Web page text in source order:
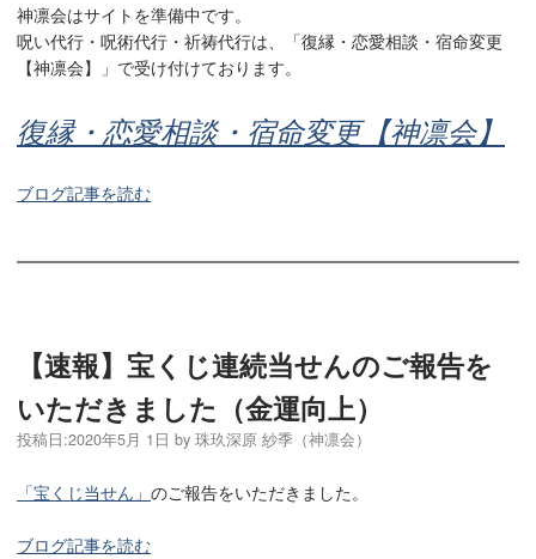
神凛会はサイトを準備中です。
呪い代行・呪術代行・祈祷代行は、「復縁・恋愛相談・宿命変更
【神凛会】」で受け付けております。
復縁・恋愛相談・宿命変更【神凛会】
ブログ記事を読む
【速報】宝くじ連続当せんのご報告を
いただきました（金運向上）
投稿日:2020年5月 1日 by 珠玖深原 紗季（神凛会）
「宝くじ当せん」 のご報告をいただきました。
ブログ記事を読む